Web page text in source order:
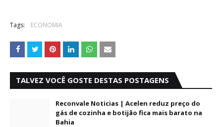
Tags: ECONOMIA
TALVEZ VOCÊ GOSTE DESTAS POSTAGENS
Reconvale Noticias | Acelen reduz preço do
gás de cozinha e botijão fica mais barato na
Bahia